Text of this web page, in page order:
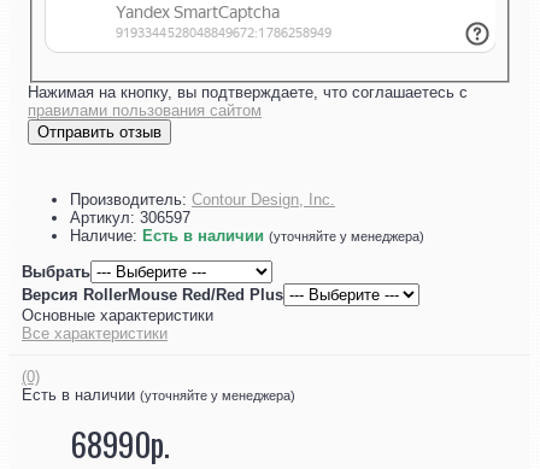
Нажимая на кнопку, вы подтверждаете, что соглашаетесь с
правилами пользования сайтом
Отправить отзыв
Производитель: Contour Design, Inc.
Артикул: 306597
Наличие: Есть в наличии (уточняйте у менеджера)
Выбрать
Версия RollerMouse Red/Red Plus
Основные характеристики
Все характеристики
(0)
Есть в наличии (уточняйте у менеджера)
68990р.